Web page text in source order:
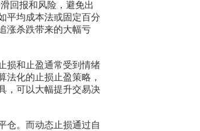
回报和风险，避免出
平均成本法或固定百分
涨杀跌带来的大幅亏
和止盈通常受到情绪
法化的止损止盈策略，
，可以大幅提升交易决
。而动态止损通过自